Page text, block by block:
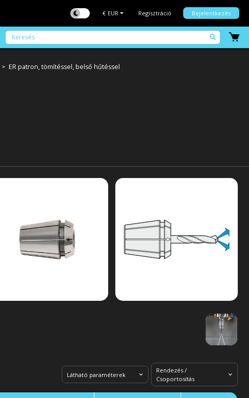
€ EUR Regisztráció Bejelentkezés
ER patron, tömítéssel, belső hűtéssel
Látható paraméterek
Rendezés /
Csoportosítás